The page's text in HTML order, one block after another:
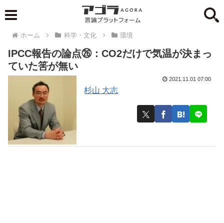
ホーム 科学・文化 環境
IPCC報告の論点㉖：CO2だけで気温が決まっ
ていた筈が無い
杉山 大志
2021.11.01 07:00